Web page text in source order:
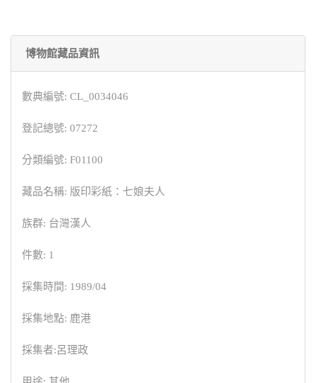
博物館藏品資訊
數典編號: CL_0034046
登記總號: 07272
分類編號: F01100
藏品名稱: 版印彩紙：七娘夫人
族群: 台灣漢人
件數: 1
採集時間: 1989/04
採集地點: 鹿港
採集者:呂理政